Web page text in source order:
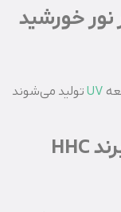
نور خورشید
UVتولید می‌شوند
تفاوت پلکسی یرلانگ با برند HHC